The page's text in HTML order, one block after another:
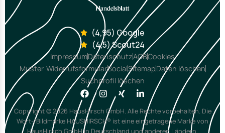
(4,95) Google
(4,5) Scout24
ImpressumDatenschutzAGBCookies
Muster-WiderrufsformularSocialSitemapDaten löschen
Suchprofil löschen
Copyright © 2026 HausHirsch GmbH. Alle Rechte vorbehalten. Die
Wort-/Bildmarke HAUSHIRSCH® ist eine eingetragene Marke von